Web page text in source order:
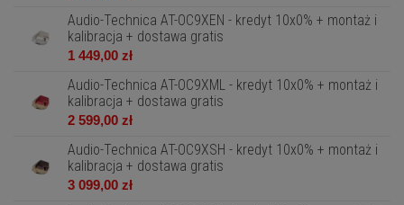
Audio-Technica AT-OC9XEN - kredyt 10x0% + montaż i
kalibracja + dostawa gratis
1 449,00 zł
Audio-Technica AT-OC9XML - kredyt 10x0% + montaż i
kalibracja + dostawa gratis
2 599,00 zł
Audio-Technica AT-OC9XSH - kredyt 10x0% + montaż i
kalibracja + dostawa gratis
3 099,00 zł